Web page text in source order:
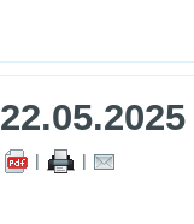
22.05.2025
| |